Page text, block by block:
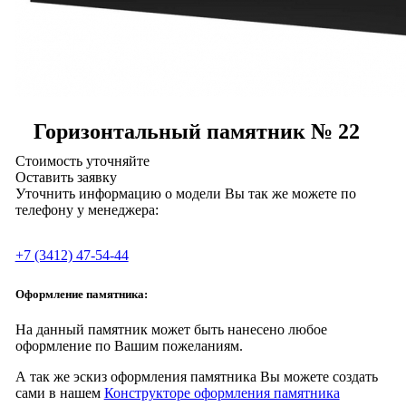
Горизонтальный памятник № 22
Стоимость уточняйте
Оставить заявку
Уточнить информацию о модели Вы так же можете по
телефону у менеджера:
+7 (3412) 47-54-44
Оформление памятника:
На данный памятник может быть нанесено любое
оформление по Вашим пожеланиям.
А так же эскиз оформления памятника Вы можете создать
сами в нашем Конструкторе оформления памятника